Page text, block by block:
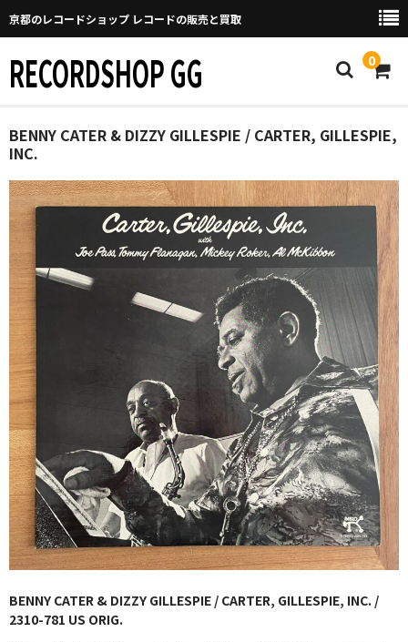
京都のレコードショップ レコードの販売と買取
RECORDSHOP GG 0
Home
GGについて
買取について
取り置きなどについて
Categories
新譜
GG RECORD （当店のレーベル）
全商品
JAZZ-US
BLUE NOTE
JAZZ-JP
BENNY CATER & DIZZY GILLESPIE / CARTER, GILLESPIE,
INC.
BENNY CATER & DIZZY GILLESPIE / CARTER, GILLESPIE, INC. /
2310-781 US ORIG.